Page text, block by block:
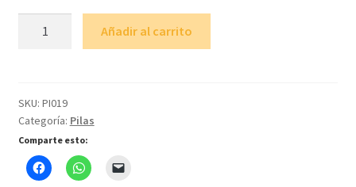
cantidad
Añadir al carrito
SKU: PI019
Categoría: Pilas
Comparte esto: